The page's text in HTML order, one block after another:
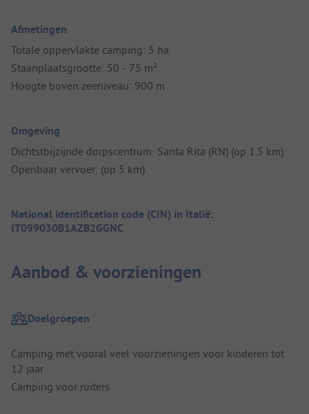
Afmetingen
Totale oppervlakte camping: 5 ha
Staanplaatsgrootte: 50 - 75 m²
Hoogte boven zeeniveau: 900 m
Omgeving
Dichtstbijzijnde dorpscentrum: Santa Rita (RN) (op 1.5 km)
Openbaar vervoer: (op 5 km)
National identification code (CIN) in Italië:
IT099030B1AZB2GGNC
Aanbod & voorzieningen
Doelgroepen
Camping met vooral veel voorzieningen voor kinderen tot
12 jaar
Camping voor ruiters